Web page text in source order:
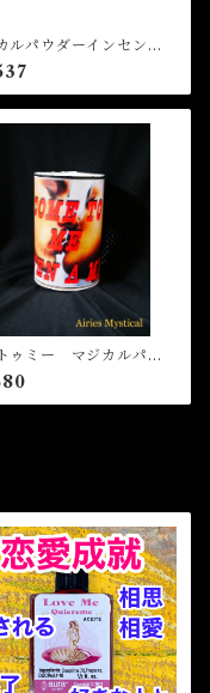
ルパウダーインセン
チョリ Magical Pow
Patchouli
ゥミー マジカルパウ
ンセンス Come to M
Powder Incense